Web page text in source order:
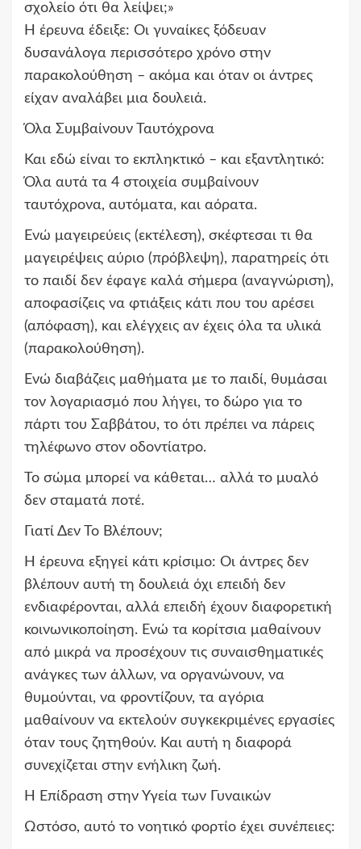
σχολείο ότι θα λείψει;»
Η έρευνα έδειξε: Οι γυναίκες ξόδευαν
δυσανάλογα περισσότερο χρόνο στην
παρακολούθηση – ακόμα και όταν οι άντρες
είχαν αναλάβει μια δουλειά.
Όλα Συμβαίνουν Ταυτόχρονα
Και εδώ είναι το εκπληκτικό – και εξαντλητικό:
Όλα αυτά τα 4 στοιχεία συμβαίνουν
ταυτόχρονα, αυτόματα, και αόρατα.
Ενώ μαγειρεύεις (εκτέλεση), σκέφτεσαι τι θα
μαγειρέψεις αύριο (πρόβλεψη), παρατηρείς ότι
το παιδί δεν έφαγε καλά σήμερα (αναγνώριση),
αποφασίζεις να φτιάξεις κάτι που του αρέσει
(απόφαση), και ελέγχεις αν έχεις όλα τα υλικά
(παρακολούθηση).
Ενώ διαβάζεις μαθήματα με το παιδί, θυμάσαι
τον λογαριασμό που λήγει, το δώρο για το
πάρτι του Σαββάτου, το ότι πρέπει να πάρεις
τηλέφωνο στον οδοντίατρο.
Το σώμα μπορεί να κάθεται… αλλά το μυαλό
δεν σταματά ποτέ.
Γιατί Δεν Το Βλέπουν;
Η έρευνα εξηγεί κάτι κρίσιμο: Οι άντρες δεν
βλέπουν αυτή τη δουλειά όχι επειδή δεν
ενδιαφέρονται, αλλά επειδή έχουν διαφορετική
κοινωνικοποίηση. Ενώ τα κορίτσια μαθαίνουν
από μικρά να προσέχουν τις συναισθηματικές
ανάγκες των άλλων, να οργανώνουν, να
θυμούνται, να φροντίζουν, τα αγόρια
μαθαίνουν να εκτελούν συγκεκριμένες εργασίες
όταν τους ζητηθούν. Και αυτή η διαφορά
συνεχίζεται στην ενήλικη ζωή.
Η Επίδραση στην Υγεία των Γυναικών
Ωστόσο, αυτό το νοητικό φορτίο έχει συνέπειες: